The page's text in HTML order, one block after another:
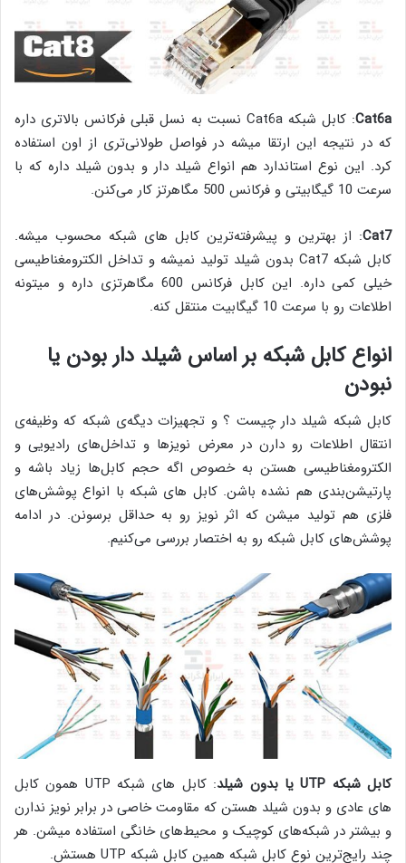
Cat6a
: کابل شبکه Cat6a نسبت به نسل قبلی فرکانس بالاتری داره
که در نتیجه این ارتقا میشه در فواصل طولانی‌تری از اون استفاده
کرد. این نوع استاندارد هم انواع شیلد دار و بدون شیلد داره که با
سرعت 10 گیگابیتی و فرکانس 500 مگاهرتز کار می‌کنن.
Cat7: از بهترین و پیشرفته‌ترین کابل های شبکه محسوب میشه.
کابل شبکه Cat7 بدون شیلد تولید نمیشه و تداخل الکترومغناطیسی
خیلی کمی داره. این کابل فرکانس 600 مگاهرتزی داره و میتونه
اطلاعات رو با سرعت 10 گیگابیت منتقل کنه.
انواع کابل شبکه بر اساس شیلد دار بودن یا
نبودن
کابل شبکه شیلد دار چیست ؟ و تجهیزات دیگه‌ی شبکه که وظیفه‌ی
انتقال اطلاعات رو دارن در معرض نویزها و تداخل‌های رادیویی و
الکترومغناطیسی هستن به خصوص اگه حجم کابل‌ها زیاد باشه و
پارتیشن‌بندی هم نشده باشن. کابل های شبکه با انواع پوشش‌های
فلزی هم تولید میشن که اثر نویز رو به حداقل برسونن. در ادامه
پوشش‌های کابل شبکه رو به اختصار بررسی می‌کنیم.
کابل شبکه UTPیا بدون شیلد
: کابل های شبکه UTP همون کابل
های عادی و بدون شیلد هستن که مقاومت خاصی در برابر نویز ندارن
و بیشتر در شبکه‌های کوچیک و محیط‌های خانگی استفاده میشن. هر
چند رایج‌ترین نوع کابل شبکه همین کابل شبکه UTP هستش.